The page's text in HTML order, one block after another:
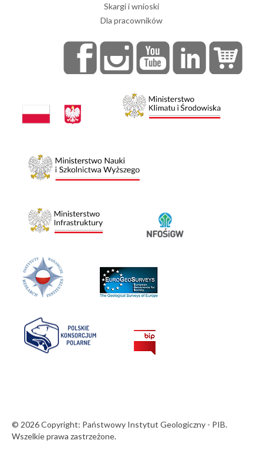
Skargi i wnioski
Dla pracowników
© 2026 Copyright: Państwowy Instytut Geologiczny - PIB.
Wszelkie prawa zastrzeżone.